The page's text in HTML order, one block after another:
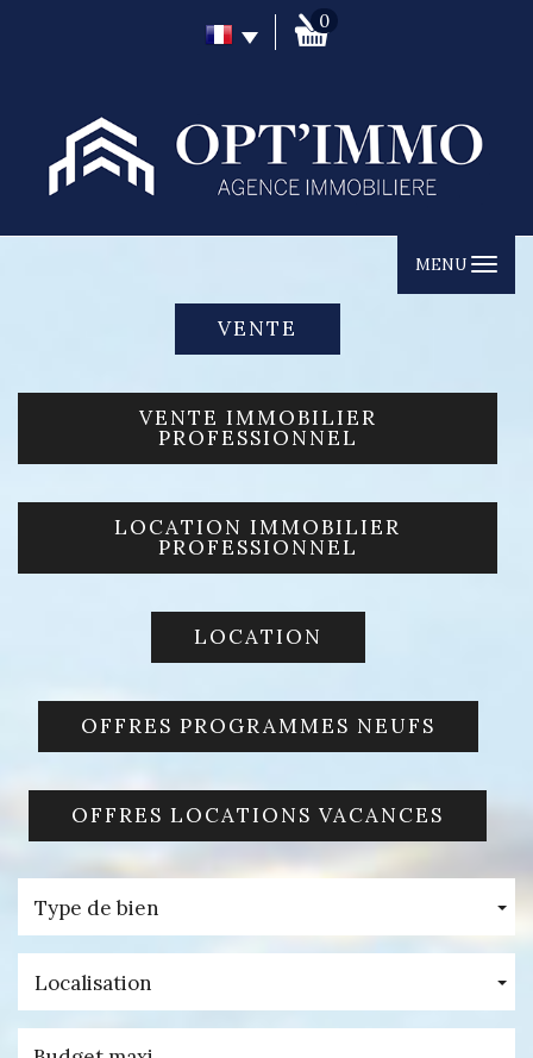
0
MENU
VENTE
VENTE IMMOBILIER
PROFESSIONNEL
LOCATION IMMOBILIER
PROFESSIONNEL
LOCATION
OFFRES PROGRAMMES NEUFS
OFFRES LOCATIONS VACANCES
Type de bien
Localisation